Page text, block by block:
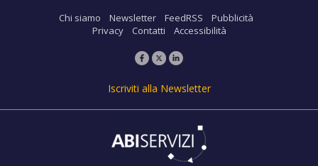
Chi siamo Newsletter FeedRSS
Pubblicità
Privacy
Contatti Accessibilità
Iscriviti alla Newsletter